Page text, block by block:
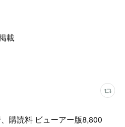
載
購読料 ビューアー版8,800